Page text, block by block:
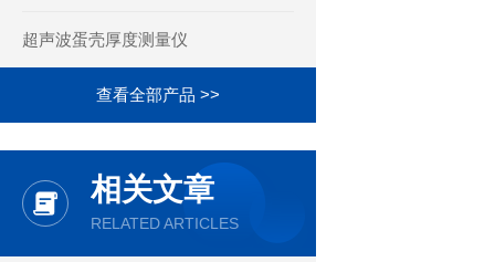
超声波蛋壳厚度测量仪
查看全部产品 >>
相关文章
RELATED ARTICLES